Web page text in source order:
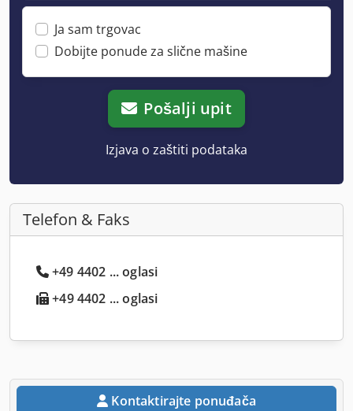
Ja sam trgovac
Dobijte ponude za slične mašine
Pošalji upit
Izjava o zaštiti podataka
Telefon & Faks
+49 4402 ... oglasi
+49 4402 ... oglasi
Kontaktirajte ponuđača